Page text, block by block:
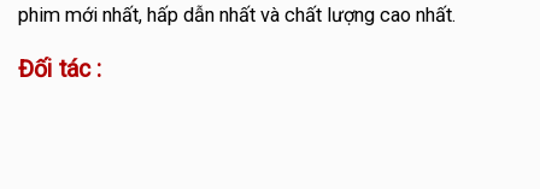
phim mới nhất, hấp dẫn nhất và chất lượng cao nhất.
Đối tác :